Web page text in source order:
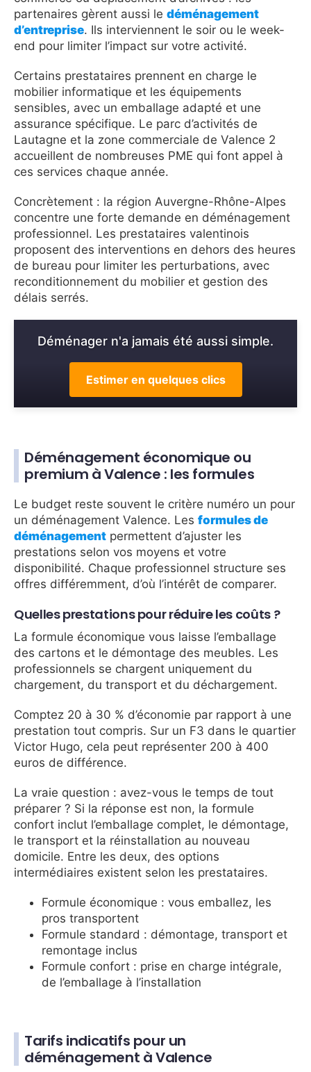
partenaires gèrent aussi le déménagement
d’entreprise. Ils interviennent le soir ou le week-
end pour limiter l’impact sur votre activité.
Certains prestataires prennent en charge le
mobilier informatique et les équipements
sensibles, avec un emballage adapté et une
assurance spécifique. Le parc d’activités de
Lautagne et la zone commerciale de Valence 2
accueillent de nombreuses PME qui font appel à
ces services chaque année.
Concrètement : la région Auvergne-Rhône-Alpes
concentre une forte demande en déménagement
professionnel. Les prestataires valentinois
proposent des interventions en dehors des heures
de bureau pour limiter les perturbations, avec
reconditionnement du mobilier et gestion des
délais serrés.
Déménager n'a jamais été aussi simple.
Estimer en quelques clics
Déménagement économique ou
premium à Valence : les formules
Le budget reste souvent le critère numéro un pour
un déménagement Valence. Les formules de
déménagement permettent d’ajuster les
prestations selon vos moyens et votre
disponibilité. Chaque professionnel structure ses
offres différemment, d’où l’intérêt de comparer.
Quelles prestations pour réduire les coûts ?
La formule économique vous laisse l’emballage
des cartons et le démontage des meubles. Les
professionnels se chargent uniquement du
chargement, du transport et du déchargement.
Comptez 20 à 30 % d’économie par rapport à une
prestation tout compris. Sur un F3 dans le quartier
Victor Hugo, cela peut représenter 200 à 400
euros de différence.
La vraie question : avez-vous le temps de tout
préparer ? Si la réponse est non, la formule
confort inclut l’emballage complet, le démontage,
le transport et la réinstallation au nouveau
domicile. Entre les deux, des options
intermédiaires existent selon les prestataires.
Formule économique : vous emballez, les
pros transportent
Formule standard : démontage, transport et
remontage inclus
Formule confort : prise en charge intégrale,
de l’emballage à l’installation
Tarifs indicatifs pour un
déménagement à Valence